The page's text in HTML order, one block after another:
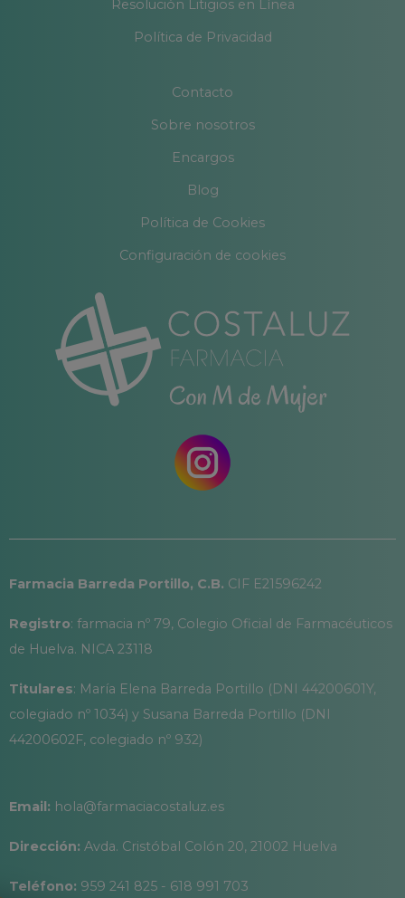
Resolución Litigios en Línea
Política de Privacidad
Contacto
Sobre nosotros
Encargos
Blog
Política de Cookies
Configuración de cookies
Farmacia Barreda Portillo, C.B. CIF E21596242
Registro: farmacia nº 79, Colegio Oficial de Farmacéuticos
de Huelva. NICA 23118
Titulares: María Elena Barreda Portillo (DNI 44200601Y,
colegiado nº 1034) y Susana Barreda Portillo (DNI
44200602F, colegiado nº 932)
Email: hola@farmaciacostaluz.es
Dirección: Avda. Cristóbal Colón 20, 21002 Huelva
Teléfono: 959 241 825 - 618 991 703